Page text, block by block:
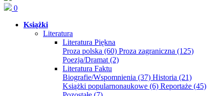
0
Książki
Literatura
Literatura Piękna
Proza polska (60) Proza zagraniczna (125)
Poezja/Dramat (2)
Literatura Faktu
Biografie/Wspomnienia (37) Historia (21)
Książki popularnonaukowe (6) Reportaże (45)